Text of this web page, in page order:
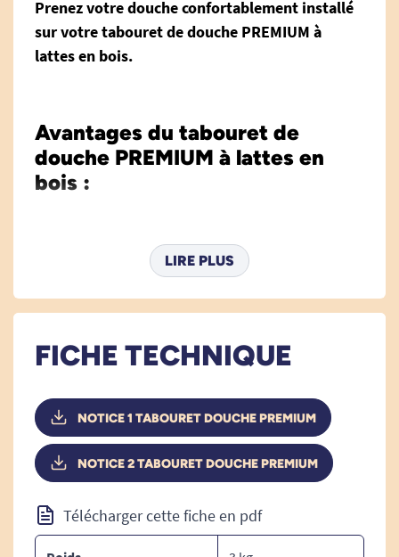
Prenez votre douche confortablement installé
sur votre tabouret de douche PREMIUM à
lattes en bois.
Avantages du tabouret de
douche PREMIUM à lattes en
bois :
Très élégant, le style raffiné dutabouret de
douche PREMIUM à lattes en bois
parfaitement dans votre salle de bain.
sont vernies et respectueuses de
soignéetout en assurant laprotection à long
terme de l'assise.
Solides, le cadre et les pieds sont conçus à partir
résistance à l'eau est assurée
LIRE PLUS
FICHE TECHNIQUE
NOTICE 1 TABOURET DOUCHE PREMIUM
NOTICE 2 TABOURET DOUCHE PREMIUM
Télécharger cette fiche en pdf